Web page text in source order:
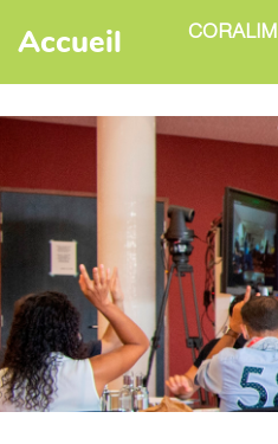
Aller au contenu principal
Accueil CORALIM